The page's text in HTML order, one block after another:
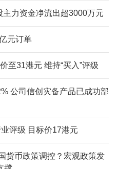
力资金净流出超3000万元
元订单
至31港元 维持“买入”评级
公司信创灾备产品已成功部
评级 目标价17港元
货币政策调控？宏观政策发